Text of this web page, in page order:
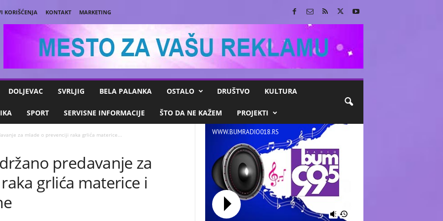
KORIŠĆENJA KONTAKT
MARKETING
DOLJEVAC SVRLJIG BELA PALANKA OSTALO DRUŠTVO KULTURA
SPORT SERVISNE INFORMACIJE ŠTO DA NE KAŽEM PROJEKTI
za mlade o prevenciji raka grlića materice...
predavanje za
grlića materice i
WWW.BUMRADIO018.RS